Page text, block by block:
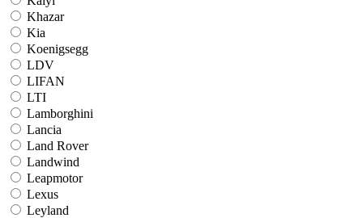
Khazar
Kia
Koenigsegg
LDV
LIFAN
LTI
Lamborghini
Lancia
Land Rover
Landwind
Leapmotor
Lexus
Leyland